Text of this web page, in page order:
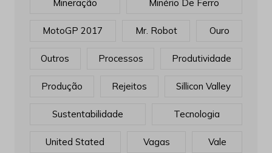
Mineração Minério De Ferro
MotoGP 2017 Mr. Robot Ouro
Outros Processos Produtividade
Produção Rejeitos Sillicon Valley
Sustentabilidade Tecnologia
United Stated Vagas Vale